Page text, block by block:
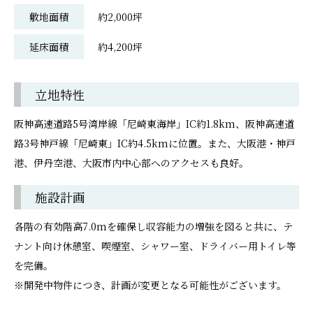
敷地面積 約2,000坪
延床面積 約4,200坪
立地特性
阪神高速道路5号湾岸線「尼崎東海岸」IC約1.8km、阪神高速道
路3号神戸線「尼崎東」IC約4.5kmに位置。また、大阪港・神戸
港、伊丹空港、大阪市内中心部へのアクセスも良好。
施設計画
各階の有効階高7.0mを確保し収容能力の増強を図ると共に、テ
ナント向け休憩室、喫煙室、シャワー室、ドライバー用トイレ等
を完備。
※開発中物件につき、計画が変更となる可能性がございます。